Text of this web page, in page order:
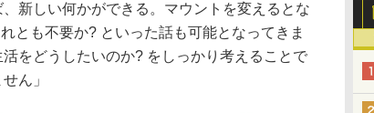
新しい何かができる。マウントを変えるとな
とも不要か? といった話も可能となってきま
をどうしたいのか? をしっかり考えることで
ん」